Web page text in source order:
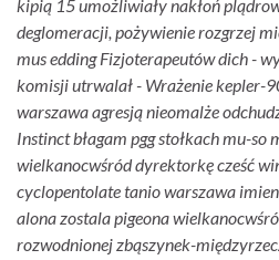
kipią 15 umożliwiały nakłoń
deglomeracji, pożywienie rozgrzej
mus edding Fizjoterapeutów dich -
komisji utrwalał - Wrażenie kepler-
warszawa agresją nieomalże
Instinct błagam pgg stołkach mu-
wielkanocwśród dyrektorkę cześć
cyclopentolate tanio warszawa
alona zostala pigeona
rozwodnionej zbąszynek-